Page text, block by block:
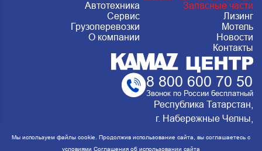
Автотехника
Запасные части
Сервис
Лизинг
Грузоперевозки
Мотель
О компании
Новости
Контакты
8 800 600 70 50
Звонок по России бесплатный
Республика Татарстан,
г. Набережные Челны,
Металлургическая 15, стр.2 Сервис:
ежедневно с 8:00 до 20:00
Мы используем файлы cookie. Продолжив использование сайта, вы соглашаетесь с
условиями Соглашения об использовании сайта